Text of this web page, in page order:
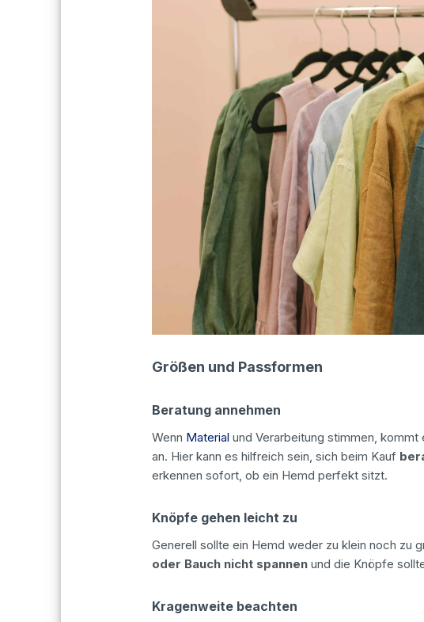
Größen und Passformen
Beratung annehmen
Wenn Material und Verarbeitung stimmen,
an. Hier kann es hilfreich sein, sich beim Kauf
erkennen sofort, ob ein Hemd perfekt sitzt.
Knöpfe gehen leicht zu
Generell sollte ein Hemd weder zu klein noch zu
oder Bauch nicht spannen und die Knöpfe
Kragenweite beachten